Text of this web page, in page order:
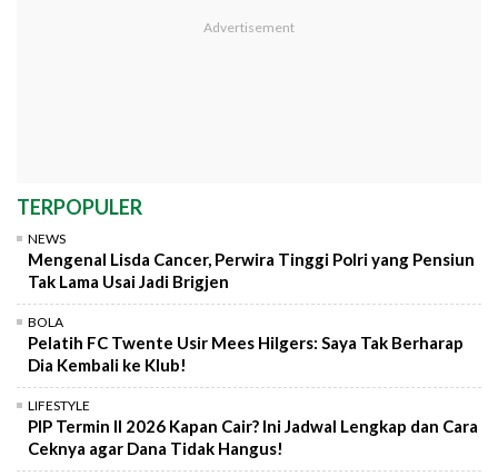
TERPOPULER
NEWS
Mengenal Lisda Cancer, Perwira Tinggi Polri yang Pensiun
Tak Lama Usai Jadi Brigjen
BOLA
Pelatih FC Twente Usir Mees Hilgers: Saya Tak Berharap
Dia Kembali ke Klub!
LIFESTYLE
PIP Termin II 2026 Kapan Cair? Ini Jadwal Lengkap dan Cara
Ceknya agar Dana Tidak Hangus!